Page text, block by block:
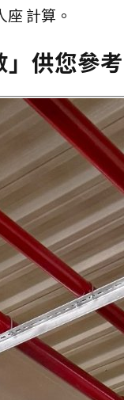
座計算。
供您參考